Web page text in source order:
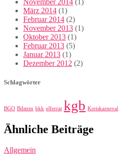
November 2014 (1)
März 2014 (1)
Februar 2014 (2)
November 2013 (1)
Oktober 2013 (1)
Februar 2013 (5)
Januar 2013 (1)
Dezember 2012 (2)
Schlagwörter
BGO Bilstein bkk elferrat kgb Kreiskarneval
Ähnliche Beiträge
Allgemein